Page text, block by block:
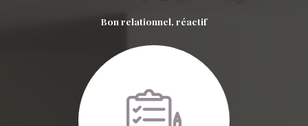
Bon relationnel, réactif